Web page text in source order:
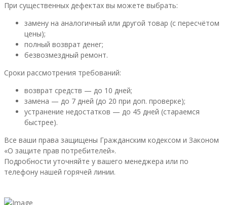
При существенных дефектах вы можете выбрать:
замену на аналогичный или другой товар (с пересчётом
цены);
полный возврат денег;
безвозмездный ремонт.
Сроки рассмотрения требований:
возврат средств — до 10 дней;
замена — до 7 дней (до 20 при доп. проверке);
устранение недостатков — до 45 дней (стараемся
быстрее).
Все ваши права защищены Гражданским кодексом и Законом
«О защите прав потребителей».
Подробности уточняйте у вашего менеджера или по
телефону нашей горячей линии.